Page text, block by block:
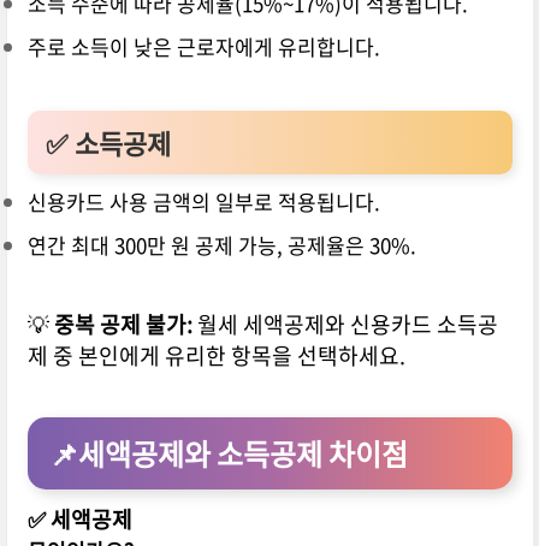
주로 소득이 낮은 근로자에게 유리합니다.
✅ 소득공제
신용카드 사용 금액의 일부로 적용됩니다.
연간 최대 300만 원 공제 가능, 공제율은 30%.
💡중복 공제 불가:월세 세액공제와 신용카드 소득공
제 중 본인에게 유리한 항목을 선택하세요.
📌세액공제와 소득공제 차이점
✅ 세액공제